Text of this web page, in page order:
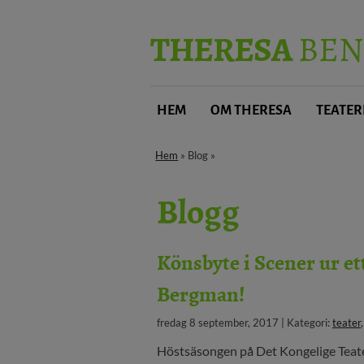
THERESA
HEM OM THERESA
Hem » Blog »
Blogg
Könsbyte i Scener ur
Bergman!
fredag 8 september, 2017 | Kategori:teater
Höstsäsongen på Det Kongelige